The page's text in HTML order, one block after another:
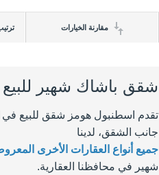
مقارنة الخيارات
شقق باشاك شهير
تقدم اسطنبول هومز شقق للبيع
جانب الشقق، لدينا
جميع أنواع العقارات الأخرى
شهير في محافظنا العقارية.